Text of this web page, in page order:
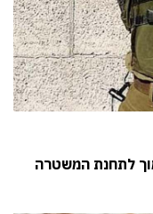
סמוך לתחנת המשטרה